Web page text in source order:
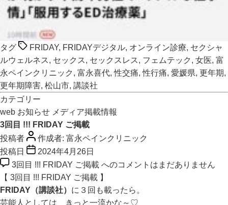
タグ FRIDAY, FRIDAYデジタル, オンライン診療, セクシャ
ルウェルネス, セックス, セックスレス, フェムテック , 女医, 富
永ペインクリニック , 富永喜代,性交痛,性行痛, 愛媛県, 更年期,
更年期障害, 松山市, 講談社
カテゴリー
web お知らせ メディア掲載情報
3回目 !!! FRIDAY ご掲載
投稿者
作成者: 富永ペインクリニック
投稿日
2024年4月26日
3回目 !!! FRIDAY ご掲載 へのコメントはまだありません
【 3回目 !!! FRIDAY ご掲載 】
FRIDAY（講談社） に３回も載ったら。
芸能人としては、きっと一流かな～♡